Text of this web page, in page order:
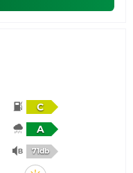
C
A
71db